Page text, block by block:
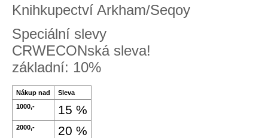
Knihkupectví Arkham/Seqoy
Speciální slevy
CRWECONská sleva!
základní: 10%
Nákup nad
Sleva
1000,-
15 %
2000,- 20 %